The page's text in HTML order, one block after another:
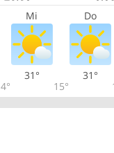
Mi Do
31°
15°
31°